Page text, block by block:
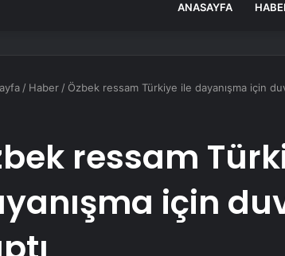
ANASAYFA
/ Haber / Özbek ressam Türkiye ile dayanışma için
ressam
için